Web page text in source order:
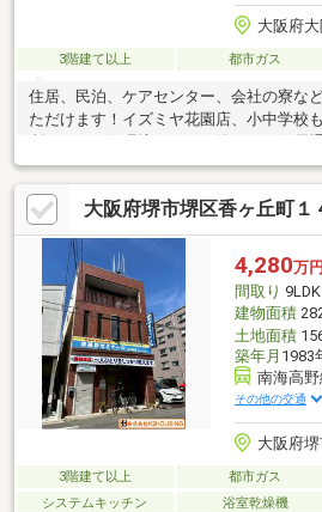
大阪府
3階建て以上 都市ガス
住居、民泊、ケアセンター、会社の寮な
ただけます！イズミヤ花園店、小中学校
所ですが、住環境はとても静かです☆風
ております。築も浅い為、宅内も非常に
屋にはトイレや浴室が整備されており、
取りになっているのもポイントです。ぜ
☆◇◇◇◇◇◇◇◇◇3980万円借入時、月
(金利0.4% 35年借入時 別途諸費用)住宅
ます。
大阪府堺市堺区香ヶ丘町１
4,280万円
間取り 9LDK
建物面積
土地面積
築年月 1983
南海高
その他の交通
大阪府
3階建て以上 都市ガス
システムキッチン
浴室乾燥機